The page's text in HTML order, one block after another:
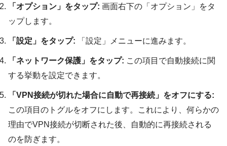
「オプション」をタップ: 画面右下の「オプション」をタ
ップします。
「設定」をタップ: 「設定」メニューに進みます。
「ネットワーク保護」をタップ: この項目で自動接続に関
する挙動を設定できます。
「VPN接続が切れた場合に自動で再接続」をオフにする:
この項目のトグルをオフにします。これにより、何らかの
理由でVPN接続が切断された後、自動的に再接続される
のを防ぎます。